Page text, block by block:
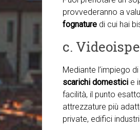
provvederanno a
fognature di cui hai
c.
Mediante l’impiego
scarichi domestici e
facilità, il punto
attrezzature più
private, edifici